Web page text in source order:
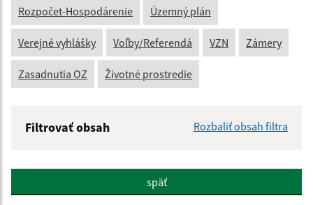
Rozpočet-Hospodárenie Územný plán
Verejné vyhlášky Voľby/Referendá VZN Zámery
Zasadnutia OZ Životné prostredie
Filtrovať obsah Rozbaliť obsah filtra
Popis:
späť